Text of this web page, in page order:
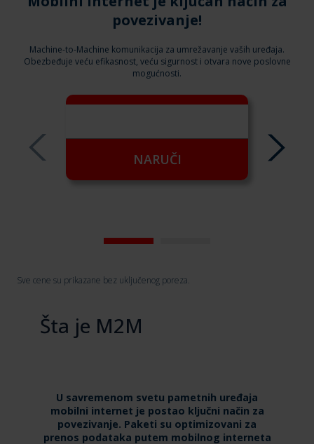
povezivanje!
Machine-to-Machine komunikacija za umrežavanje vaših uređaja.
Obezbeđuje veću efikasnost, veću sigurnost i otvara nove poslovne
mogućnosti.
NARUČI
Sve cene su prikazane bez uključenog poreza.
Šta je M2M
U savremenom svetu pametnih uređaja
mobilni internet je postao ključni način za
povezivanje. Paketi su optimizovani za
prenos podataka putem mobilnog interneta